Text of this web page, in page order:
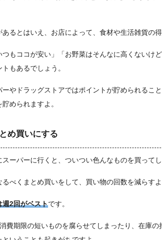
あるとはいえ、お店によって、食材や生活雑貨の
つもココが安い」「お野菜はそんなに高くないけ
もあるでしょう。
ーやドラッグストアではポイントが貯められるこ
められますよ。
め買いにする
ーパーに行くと、ついつい色んなものを買ってし
るべくまとめ買いをして、買い物の回数を減らすよ
週2回がベストです。
費期限の短いものを腐らせてしまったり、在庫